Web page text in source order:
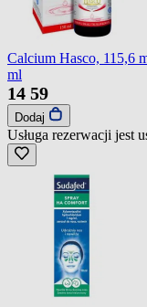
Calcium Hasco, 115,6
ml
14 59
Dodaj
Usługa rezerwacji jest